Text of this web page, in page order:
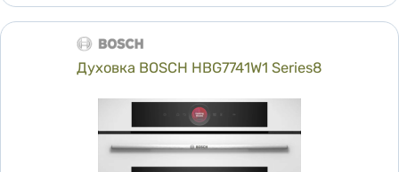
Духовка BOSCH HBG7741W1 Series8